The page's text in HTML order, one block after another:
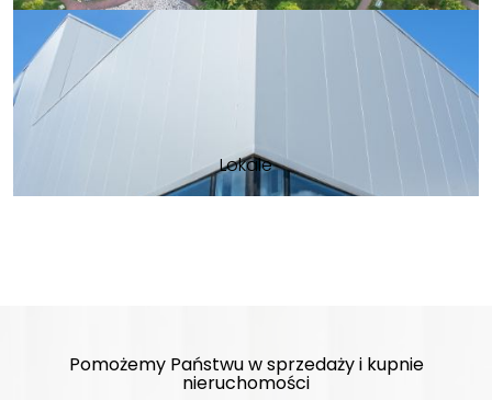
Lokale
Pomożemy Państwu w sprzedaży i kupnie
nieruchomości